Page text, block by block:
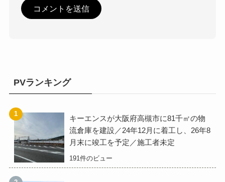
PVランキング
キーエンスが大阪府高槻市に81千㎡の物
流倉庫を建設／24年12月に着工し、26年8
月末に竣工を予定／施工者未定
191件のビュー